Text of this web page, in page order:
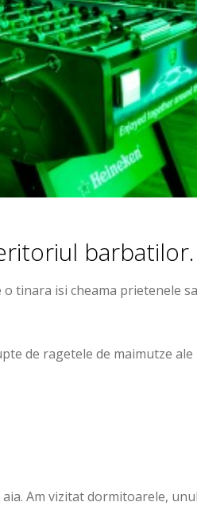
barbatilor.
o tinara isi cheama prietenele
de ragetele de maimutze
Am vizitat dormitoarele,